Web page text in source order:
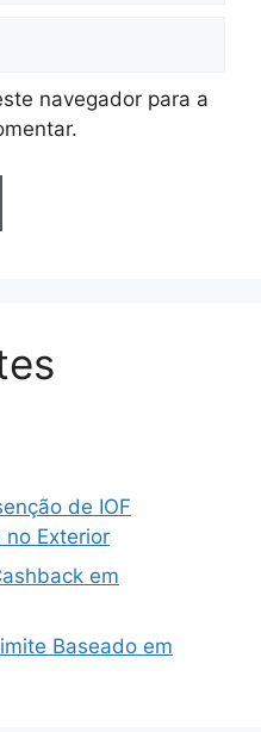
navegador para a
de IOF
no Exterior
em
Baseado em